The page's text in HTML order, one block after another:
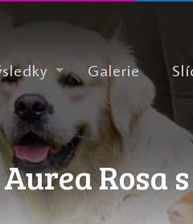
Galerie
Rosa